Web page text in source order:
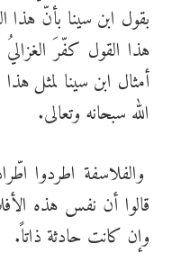
بقول ابن سينا بأنّ هذا
هذا القول كفّرَ
أمثال ابن سينا لمثل
الله سبحانه وتعالى.
والفلاسفة اطردوا
قالوا أن نفس هذه
وإن كانت حادثة ذاتاً.